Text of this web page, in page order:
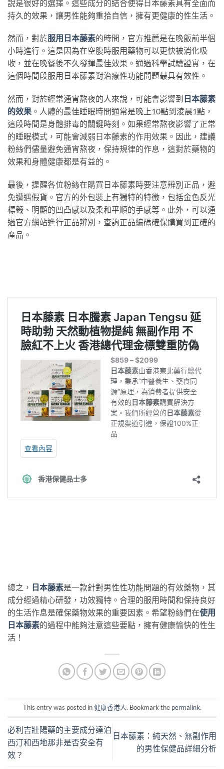
說是很好的選擇。這些成分的結合使得日本藤素具有全面而
持久的效果，讓男性能夠重拾自信，擁有更健康的性生活。
然而，對於服用日本藤素的時間，官方推薦是在晚飯前半個
小時進行。這是因為在空腹時服用藥物可以更快被消化吸
收，並在晚餐後不久發揮最佳效果。通過科學試驗證實，在
這個時間段服用日本藤素對治療性功能問題最具有效性。
然而，對於經常通宵熬夜的人來說，可能會影響到 日本藤素
的效果 。人體的最佳睡眠時間通常是晚上10點到淩晨1點，
這段時間是身體排毒的關鍵時刻。如果經常熬夜影響了正常
的睡眠模式，可能會減弱日本藤素的作用效果。因此，建議
粉絲們儘量避免通宵熬夜，保持規律的作息，這對於藥物的
效果和身體健康都是有益的。
最後，提醒各位粉絲在購買日本藤素時要注意辨別正品，避
免遭遇假貨。官方的外包裝上有獨特的特徵，包括金色反光
標籤、明顯的凹凸感以及柔和平順的手感等。此外，可以通
過官方網站進行正品辨別，查詢正品編碼確保購買到正確的
產品。
總之， 日本藤素是一款針對男性性功能問題的有效藥物，其
成分經過精心研發，功效獨特。合理的服用時間和保持良好
的生活作息是確保藥物效果的重要因素。希望粉絲們在使用
日本藤素的過程中能夠注意這些要點，擁有健康愉快的性生
活！
This entry was posted in健康香港人. Bookmark the permalink.
必利吉壯陽藥的主要成分達泊
西汀和西地那非是否安全有
效？
日本藤素：純天然、無副作用
的男性保健品詳細分析